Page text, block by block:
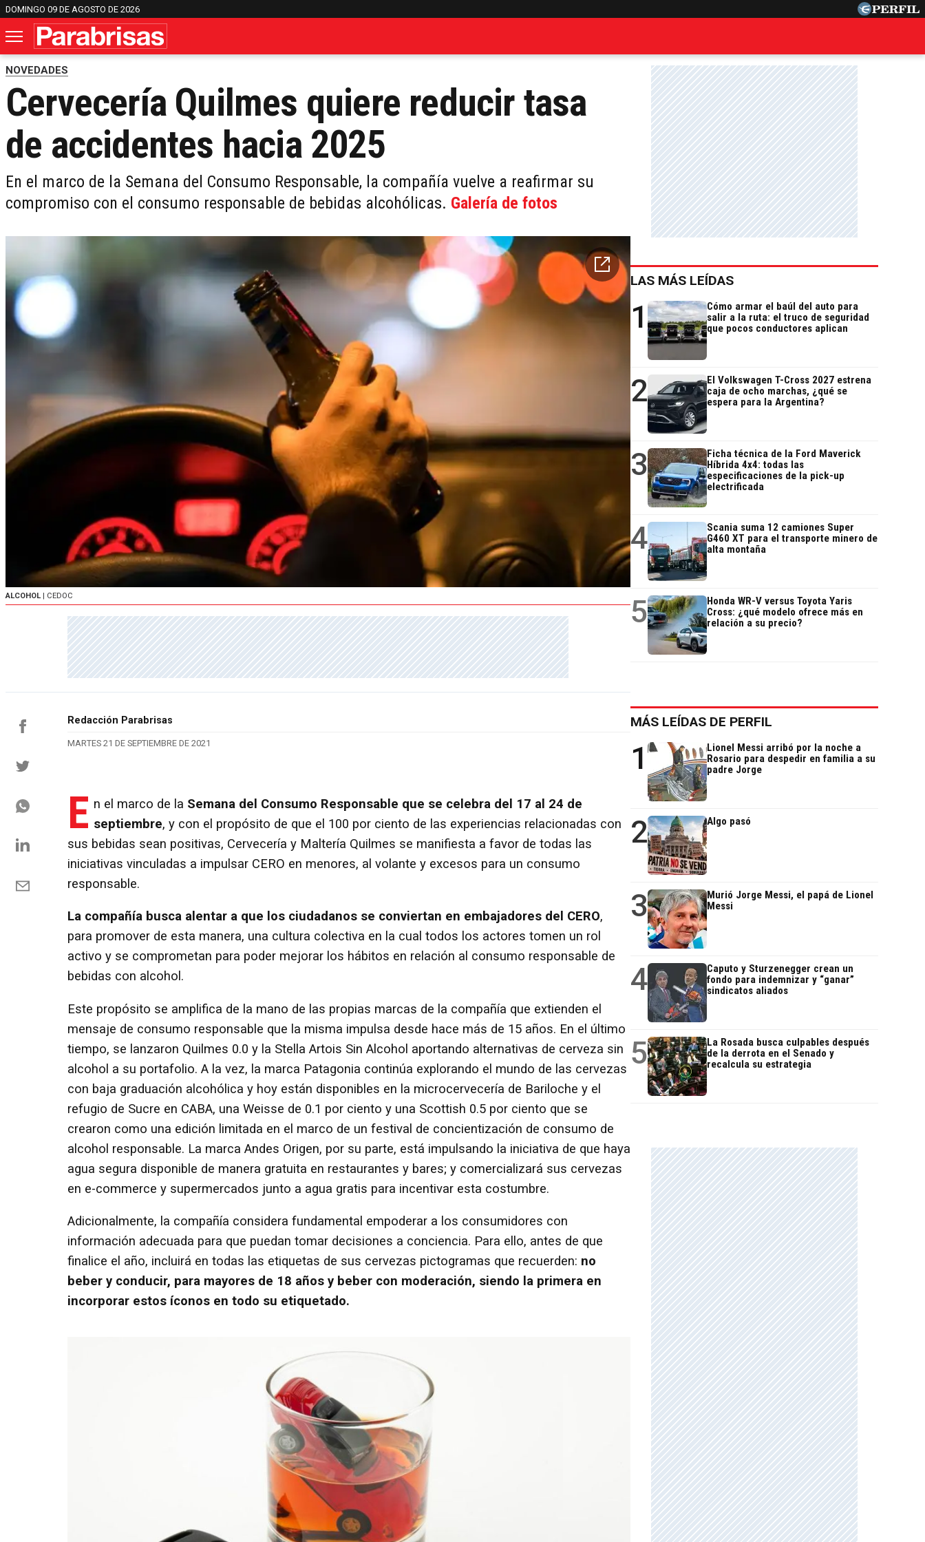
DOMINGO 09 DE AGOSTO DE 2026
NOVEDADES
Cervecería Quilmes quiere reducir tasa
de accidentes hacia 2025
En el marco de la Semana del Consumo Responsable, la compañía vuelve a reafirmar su
compromiso con el consumo responsable de bebidas alcohólicas. Galería de fotos
ALCOHOL | CEDOC
Redacción Parabrisas
MARTES 21 DE SEPTIEMBRE DE 2021
E n el marco de la Semana del Consumo Responsable que se celebra del 17 al 24 de
septiembre, y con el propósito de que el 100 por ciento de las experiencias relacionadas con
sus bebidas sean positivas, Cervecería y Maltería Quilmes se manifiesta a favor de todas las
iniciativas vinculadas a impulsar CERO en menores, al volante y excesos para un consumo
responsable.
La compañía busca alentar a que los ciudadanos se conviertan en embajadores del CERO,
para promover de esta manera, una cultura colectiva en la cual todos los actores tomen un rol
activo y se comprometan para poder mejorar los hábitos en relación al consumo responsable de
bebidas con alcohol.
Este propósito se amplifica de la mano de las propias marcas de la compañía que extienden el
mensaje de consumo responsable que la misma impulsa desde hace más de 15 años. En el último
tiempo, se lanzaron Quilmes 0.0 y la Stella Artois Sin Alcohol aportando alternativas de cerveza sin
alcohol a su portafolio. A la vez, la marca Patagonia continúa explorando el mundo de las cervezas
con baja graduación alcohólica y hoy están disponibles en la microcervecería de Bariloche y el
refugio de Sucre en CABA, una Weisse de 0.1 por ciento y una Scottish 0.5 por ciento que se
crearon como una edición limitada en el marco de un festival de concientización de consumo de
alcohol responsable. La marca Andes Origen, por su parte, está impulsando la iniciativa de que haya
agua segura disponible de manera gratuita en restaurantes y bares; y comercializará sus cervezas
en e-commerce y supermercados junto a agua gratis para incentivar esta costumbre.
Adicionalmente, la compañía considera fundamental empoderar a los consumidores con
información adecuada para que puedan tomar decisiones a conciencia. Para ello, antes de que
finalice el año, incluirá en todas las etiquetas de sus cervezas pictogramas que recuerden: no
beber y conducir, para mayores de 18 años y beber con moderación, siendo la primera en
incorporar estos íconos en todo su etiquetado.
LAS MÁS LEÍDAS
1
Cómo armar el baúl del auto para
salir a la ruta: el truco de seguridad
que pocos conductores aplican
2
El Volkswagen T-Cross 2027 estrena
caja de ocho marchas, ¿qué se
espera para la Argentina?
3
Ficha técnica de la Ford Maverick
Híbrida 4x4: todas las
especificaciones de la pick-up
electrificada
4
Scania suma 12 camiones Super
G460 XT para el transporte minero de
alta montaña
5
Honda WR-V versus Toyota Yaris
Cross: ¿qué modelo ofrece más en
relación a su precio?
MÁS LEÍDAS DE PERFIL
1
Lionel Messi arribó por la noche a
Rosario para despedir en familia a su
padre Jorge
2 Algo pasó
3
Murió Jorge Messi, el papá de Lionel
Messi
4
Caputo y Sturzenegger crean un
fondo para indemnizar y “ganar”
sindicatos aliados
5
La Rosada busca culpables después
de la derrota en el Senado y
recalcula su estrategia